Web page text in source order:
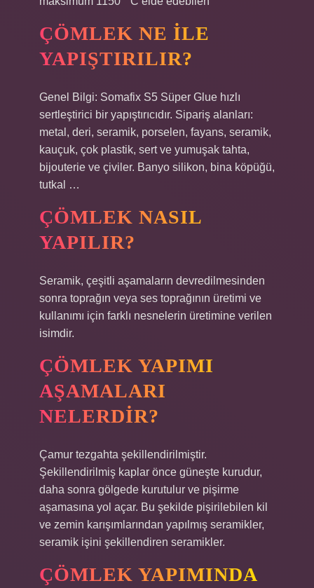
ÇÖMLEK NE ILE
YAPIŞTIRILIR?
Genel Bilgi: Somafix S5 Süper Glue hızlı
sertleştirici bir yapıştırıcıdır. Sipariş alanları:
metal, deri, seramik, porselen, fayans, seramik,
kauçuk, çok plastik, sert ve yumuşak tahta,
bijouterie ve çiviler. Banyo silikon, bina köpüğü,
tutkal …
ÇÖMLEK NASIL
YAPILIR?
Seramik, çeşitli aşamaların devredilmesinden
sonra toprağın veya ses toprağının üretimi ve
kullanımı için farklı nesnelerin üretimine verilen
isimdir.
ÇÖMLEK YAPIMI
AŞAMALARI
NELERDIR?
Çamur tezgahta şekillendirilmiştir.
Şekillendirilmiş kaplar önce güneşte kurudur,
daha sonra gölgede kurutulur ve pişirme
aşamasına yol açar. Bu şekilde pişirilebilen kil
ve zemin karışımlarından yapılmış seramikler,
seramik işini şekillendiren seramikler.
ÇÖMLEK YAPIMINDA